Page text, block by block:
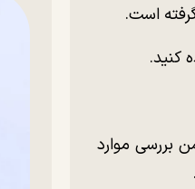
است.
کنید.
بررسی موارد